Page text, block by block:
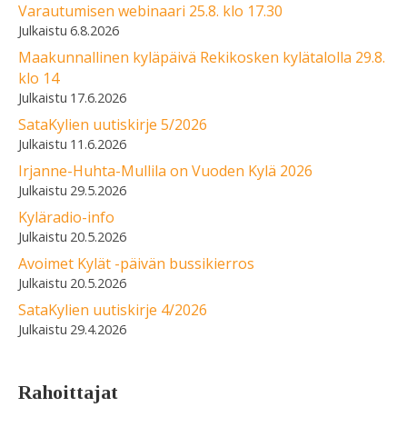
Varautumisen webinaari 25.8. klo 17.30
6.8.2026
Maakunnallinen kyläpäivä Rekikosken kylätalolla 29.8.
klo 14
17.6.2026
SataKylien uutiskirje 5/2026
11.6.2026
Irjanne-Huhta-Mullila on Vuoden Kylä 2026
29.5.2026
Kyläradio-info
20.5.2026
Avoimet Kylät -päivän bussikierros
20.5.2026
SataKylien uutiskirje 4/2026
29.4.2026
Rahoittajat